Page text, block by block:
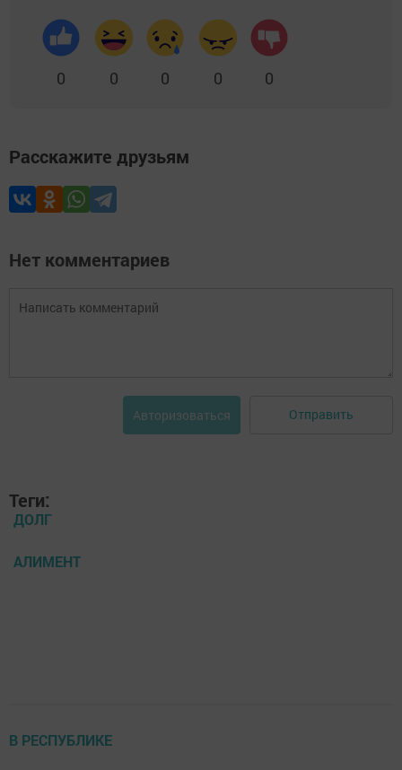
0 0 0 0 0
Расскажите друзьям
Нет комментариев
Авторизоваться Отправить
Теги:
ДОЛГ
АЛИМЕНТ
В РЕСПУБЛИКЕ